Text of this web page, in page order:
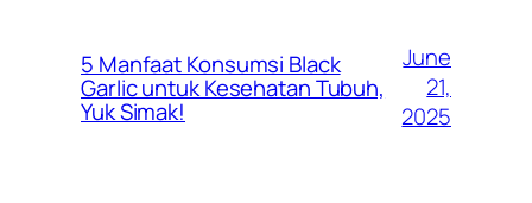
5 Manfaat Konsumsi Black
Garlic untuk Kesehatan Tubuh,
Yuk Simak!
June
21,
2025